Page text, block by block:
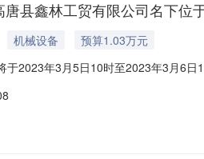
县鑫林工贸有限公司名下
机械设备
预算1.03万元
于2023年3月5日10时至2023年3月6
告中部分房产。详情请查看评估报告